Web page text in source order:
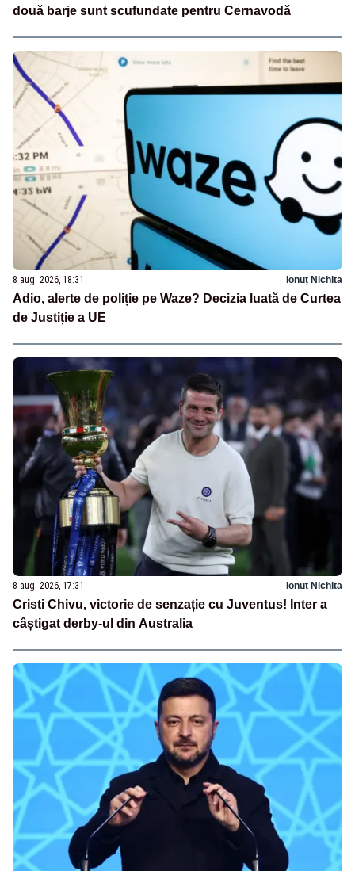
două barje sunt scufundate pentru Cernavodă
8 aug. 2026, 18:31 Ionuț Nichita
Adio, alerte de poliție pe Waze? Decizia luată de Curtea
de Justiție a UE
8 aug. 2026, 17:31 Ionuț Nichita
Cristi Chivu, victorie de senzație cu Juventus! Inter a
câștigat derby-ul din Australia